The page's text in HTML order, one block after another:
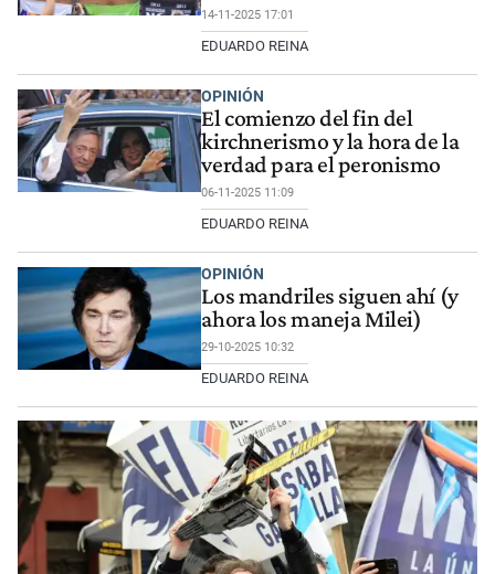
14-11-2025 17:01
EDUARDO REINA
OPINIÓN
El comienzo del fin del
kirchnerismo y la hora de la
verdad para el peronismo
06-11-2025 11:09
EDUARDO REINA
OPINIÓN
Los mandriles siguen ahí (y
ahora los maneja Milei)
29-10-2025 10:32
EDUARDO REINA